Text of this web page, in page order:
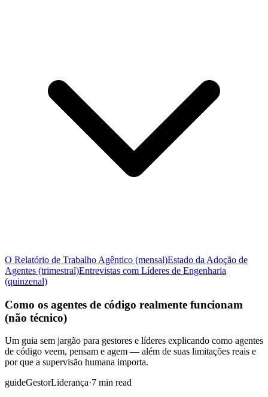
O Relatório de Trabalho Agêntico (mensal)Estado da Adoção de
Agentes (trimestral)Entrevistas com Líderes de Engenharia
(quinzenal)
Como os agentes de código realmente funcionam
(não técnico)
Um guia sem jargão para gestores e líderes explicando como agentes
de código veem, pensam e agem — além de suas limitações reais e
por que a supervisão humana importa.
guideGestorLiderança·7 min read